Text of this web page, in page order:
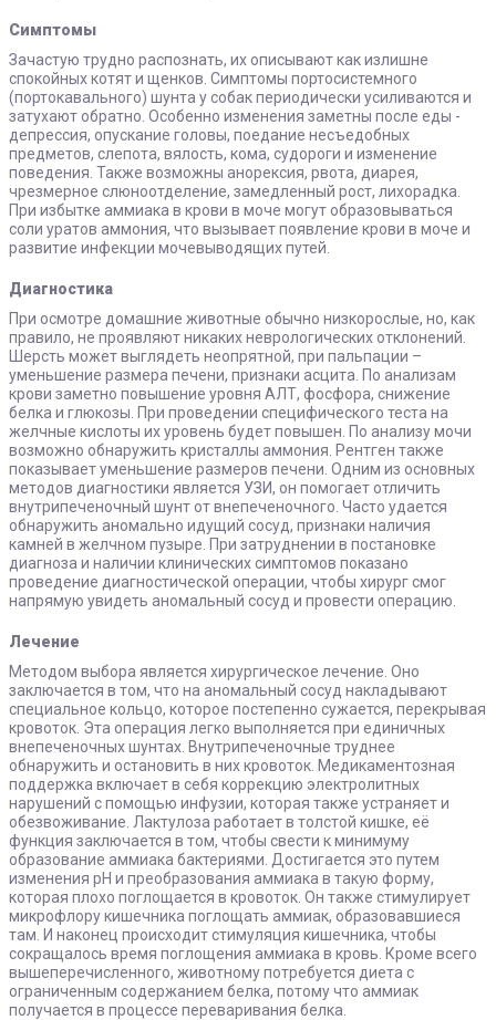
Симптомы
Зачастую трудно распознать, их описывают как излишне
спокойных котят и щенков. Симптомы портосистемного
(портокавального) шунта у собак периодически усиливаются и
затухают обратно. Особенно изменения заметны после еды -
депрессия, опускание головы, поедание несъедобных
предметов, слепота, вялость, кома, судороги и изменение
поведения. Также возможны анорексия, рвота, диарея,
чрезмерное слюноотделение, замедленный рост, лихорадка.
При избытке аммиака в крови в моче могут образовываться
соли уратов аммония, что вызывает появление крови в моче и
развитие инфекции мочевыводящих путей.
Диагностика
При осмотре домашние животные обычно низкорослые, но, как
правило, не проявляют никаких неврологических отклонений.
Шерсть может выглядеть неопрятной, при пальпации –
уменьшение размера печени, признаки асцита. По анализам
крови заметно повышение уровня АЛТ, фосфора, снижение
белка и глюкозы. При проведении специфического теста на
желчные кислоты их уровень будет повышен. По анализу мочи
возможно обнаружить кристаллы аммония. Рентген также
показывает уменьшение размеров печени. Одним из основных
методов диагностики является УЗИ, он помогает отличить
внутрипеченочный шунт от внепеченочного. Часто удается
обнаружить аномально идущий сосуд, признаки наличия
камней в желчном пузыре. При затруднении в постановке
диагноза и наличии клинических симптомов показано
проведение диагностической операции, чтобы хирург смог
напрямую увидеть аномальный сосуд и провести операцию.
Лечение
Методом выбора является хирургическое лечение. Оно
заключается в том, что на аномальный сосуд накладывают
специальное кольцо, которое постепенно сужается, перекрывая
кровоток. Эта операция легко выполняется при единичных
внепеченочных шунтах. Внутрипеченочные труднее
обнаружить и остановить в них кровоток. Медикаментозная
поддержка включает в себя коррекцию электролитных
нарушений с помощью инфузии, которая также устраняет и
обезвоживание. Лактулоза работает в толстой кишке, её
функция заключается в том, чтобы свести к минимуму
образование аммиака бактериями. Достигается это путем
изменения рН и преобразования аммиака в такую форму,
которая плохо поглощается в кровоток. Он также стимулирует
микрофлору кишечника поглощать аммиак, образовавшиеся
там. И наконец происходит стимуляция кишечника, чтобы
сокращалось время поглощения аммиака в кровь. Кроме всего
вышеперечисленного, животному потребуется диета с
ограниченным содержанием белка, потому что аммиак
получается в процессе переваривания белка.